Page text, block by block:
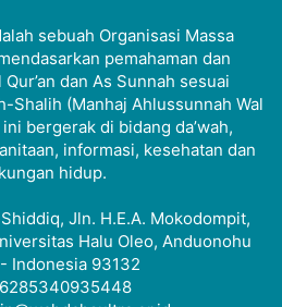
sebuah Organisasi Massa
pemahaman dan
dan As Sunnah sesuai
Shalih (Manhaj Ahlussunnah Wal
bergerak di bidang da’wah,
informasi, kesehatan dan
hidup.
Jln. H.E.A. Mokodompit,
Halu Oleo, Anduonohu
Indonesia 93132